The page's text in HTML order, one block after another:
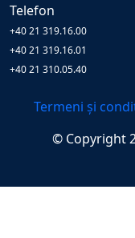
Telefon
+40 21 319.16.00
+40 21 319.16.01
+40 21 310.05.40
Termeni și
© Copyright